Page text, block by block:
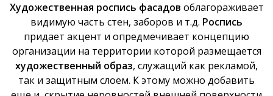
Художественная роспись фасадов облагораживает
видимую часть стен, заборов и т.д. Роспись
придает акцент и опредмечивает концепцию
организации на территории которой размещается
художественный образ, служащий как рекламой,
так и защитным слоем. К этому можно добавить